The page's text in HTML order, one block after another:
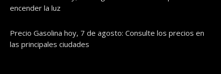
encender la luz
Precio Gasolina hoy, 7 de agosto: Consulte los precios en
las principales ciudades